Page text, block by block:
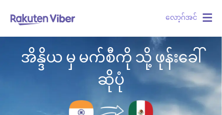
လော့ဂ်အင်
အိန္ဒိယ မှ မက်စီကို သို့ ဖုန်းခေါ်
ဆိုပုံ